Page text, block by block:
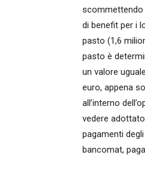
scommettendo
di benefit per i
pasto (1,6
pasto è
un valore
euro, appena
all’interno
vedere
pagamenti
bancomat,